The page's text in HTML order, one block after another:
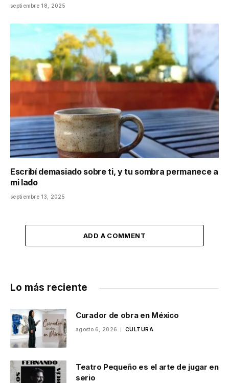
septiembre 18, 2025
Escribí demasiado sobre ti, y tu sombra permanece a
mi lado
septiembre 13, 2025
ADD A COMMENT
Lo más reciente
Curador de obra en México
agosto 6, 2026 CULTURA
Teatro Pequeño es el arte de jugar en
serio